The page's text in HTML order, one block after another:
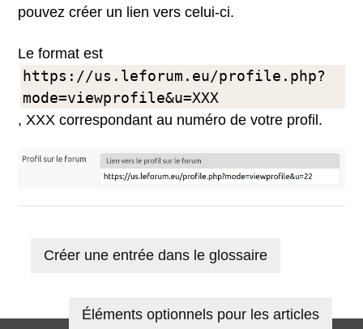
pouvez créer un lien vers celui-ci.
Le format est
https://us.leforum.eu/profile.php?
mode=viewprofile&u=XXX
, XXX correspondant au numéro de votre profil.
Créer une entrée dans le glossaire
Éléments optionnels pour les articles